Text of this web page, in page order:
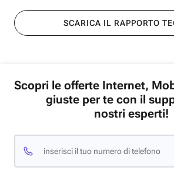
SCARICA IL RAPPORTO
Scopri le offerte Internet,
giuste per te con il
nostri esperti!
inserisci il tuo numero di telefono